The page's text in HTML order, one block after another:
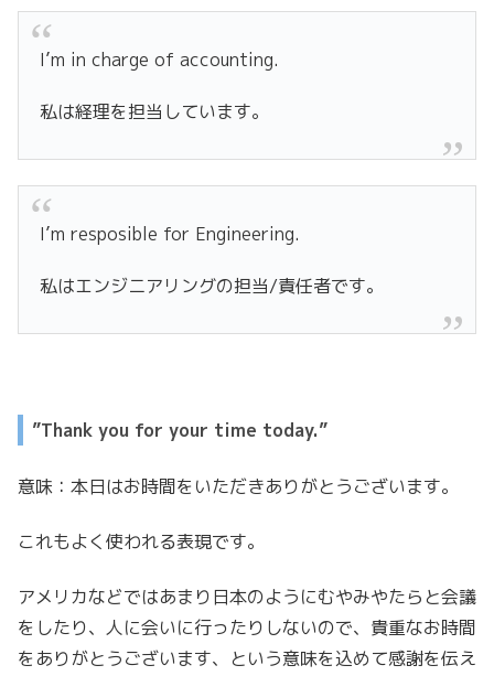
I’m in charge of accounting.
私は経理を担当しています。
I’m resposible for Engineering.
私はエンジニアリングの担当/責任者です。
”Thank you for your time today.”
意味：本日はお時間をいただきありがとうございます。
これもよく使われる表現です。
アメリカなどではあまり日本のようにむやみやたらと会議
をしたり、人に会いに行ったりしないので、貴重なお時間
をありがとうございます、という意味を込めて感謝を伝え